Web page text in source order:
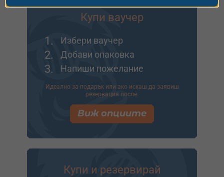
Купи ваучер
1. Избери ваучер
2. Добави опаковка
3. Напиши пожелание
Идеално за подарък или ако искаш да заявиш
резервация после.
Виж опциите
Купи и резервирай